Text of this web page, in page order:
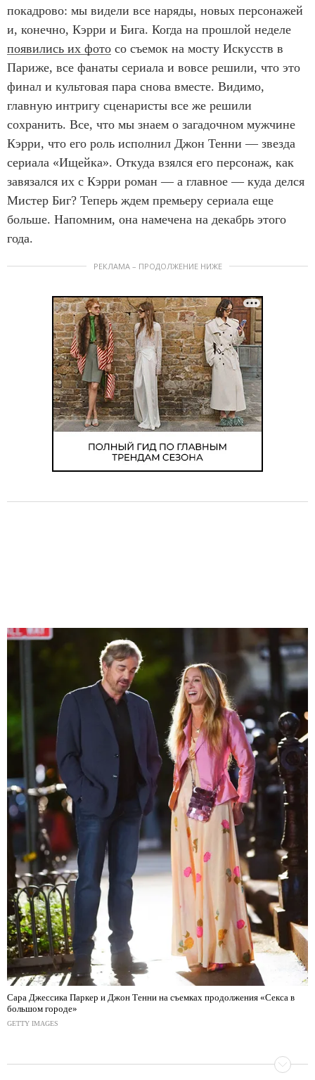
покадрово: мы видели все наряды, новых персонажей
и, конечно, Кэрри и Бига. Когда на прошлой неделе
появились их фото со съемок на мосту Искусств в
Париже, все фанаты сериала и вовсе решили, что это
финал и культовая пара снова вместе. Видимо,
главную интригу сценаристы все же решили
сохранить. Все, что мы знаем о загадочном мужчине
Кэрри, что его роль исполнил Джон Тенни — звезда
сериала «Ищейка». Откуда взялся его персонаж, как
завязался их с Кэрри роман — а главное — куда делся
Мистер Биг? Теперь ждем премьеру сериала еще
больше. Напомним, она намечена на декабрь этого
года.
РЕКЛАМА – ПРОДОЛЖЕНИЕ НИЖЕ
Сара Джессика Паркер и Джон Тенни на съемках продолжения «Секса в
большом городе»
GETTY IMAGES